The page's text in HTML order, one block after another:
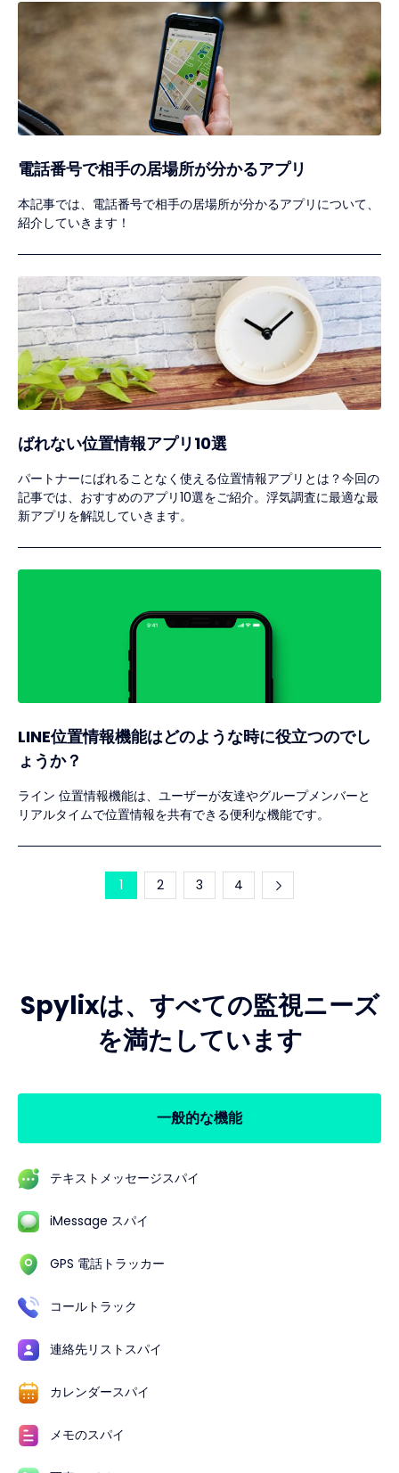
電話番号で相手の居場所が分かるアプリ
本記事では、電話番号で相手の居場所が分かるアプリについて、
紹介していきます！
ばれない位置情報アプリ10選
パートナーにばれることなく使える位置情報アプリとは？今回の
記事では、おすすめのアプリ10選をご紹介。浮気調査に最適な最
新アプリを解説していきます。
LINE位置情報機能はどのような時に役立つのでし
ょうか？
ライン 位置情報機能は、ユーザーが友達やグループメンバーと
リアルタイムで位置情報を共有できる便利な機能です。
1 2 3 4
Spylixは、すべての監視ニーズ
を満たしています
一般的な機能
テキストメッセージスパイ
iMessage スパイ
GPS 電話トラッカー
コールトラック
連絡先リストスパイ
カレンダースパイ
メモのスパイ